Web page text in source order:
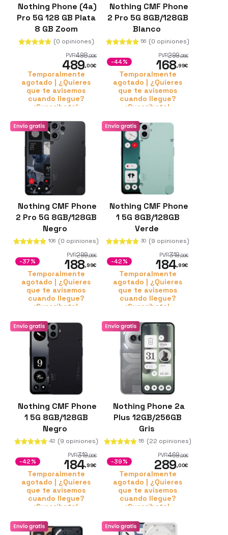
Nothing Phone (4a)
Pro 5G 128 GB Plata
8 GB Zoom
periscópico 3,5x 50
(0 opiniones)
PVR498,99€
489,00€
Temporalmente
agotado | ¿Quieres
que te avisemos
cuando llegue?
¡Suscríbete!
Nothing CMF Phone
2 Pro 5G 8GB/128GB
Blanco
56 (0 opiniones)
PVR299,95€
168,99€
-44%
Temporalmente
agotado | ¿Quieres
que te avisemos
cuando llegue?
¡Suscríbete!
Nothing CMF Phone
2 Pro 5G 8GB/128GB
Negro
106 (0 opiniones)
PVR299,95€
188,99€
-37%
Temporalmente
agotado | ¿Quieres
que te avisemos
cuando llegue?
¡Suscríbete!
Nothing CMF Phone
1 5G 8GB/128GB
Verde
30 (9 opiniones)
PVR319,99€
184,99€
-42%
Temporalmente
agotado | ¿Quieres
que te avisemos
cuando llegue?
¡Suscríbete!
Nothing CMF Phone
1 5G 8GB/128GB
Negro
42 (9 opiniones)
PVR319,99€
184,99€
-42%
Temporalmente
agotado | ¿Quieres
que te avisemos
cuando llegue?
¡Suscríbete!
Nothing Phone 2a
Plus 12GB/256GB
Gris
55 (22 opiniones)
PVR469,99€
289,00€
-39%
Temporalmente
agotado | ¿Quieres
que te avisemos
cuando llegue?
¡Suscríbete!